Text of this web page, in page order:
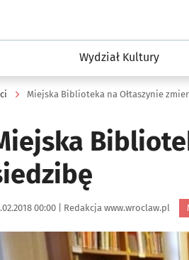
Wydział Kultury
Miejska Biblioteka na Ołtaszynie
publikacji:
00:00 | Autor:
Redakcja www.wroclaw.pl
aby powiększyć